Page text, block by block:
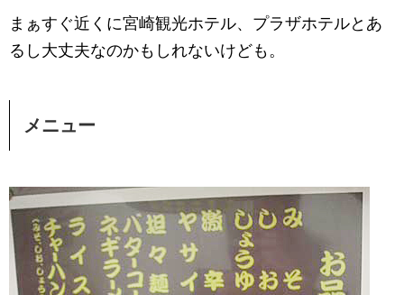
まぁすぐ近くに宮崎観光ホテル、プラザホテルとあ
るし大丈夫なのかもしれないけども。
メニュー